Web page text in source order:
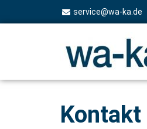
service@wa-ka.de
Kontakt